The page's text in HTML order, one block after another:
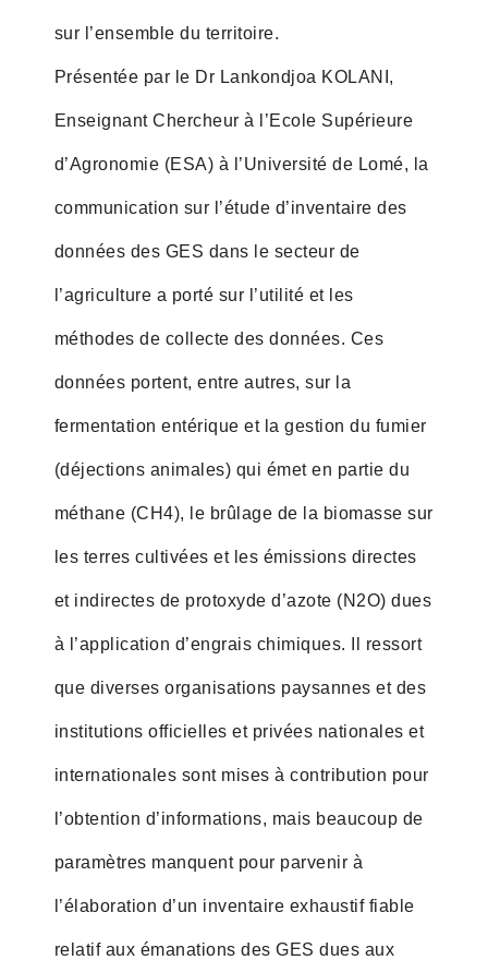
sur l’ensemble du territoire.
Présentée par le Dr Lankondjoa KOLANI,
Enseignant Chercheur à l’Ecole Supérieure
d’Agronomie (ESA) à l’Université de Lomé, la
communication sur l’étude d’inventaire des
données des GES dans le secteur de
l’agriculture a porté sur l’utilité et les
méthodes de collecte des données. Ces
données portent, entre autres, sur la
fermentation entérique et la gestion du fumier
(déjections animales) qui émet en partie du
méthane (CH4), le brûlage de la biomasse sur
les terres cultivées et les émissions directes
et indirectes de protoxyde d’azote (N2O) dues
à l’application d’engrais chimiques. Il ressort
que diverses organisations paysannes et des
institutions officielles et privées nationales et
internationales sont mises à contribution pour
l’obtention d’informations, mais beaucoup de
paramètres manquent pour parvenir à
l’élaboration d’un inventaire exhaustif fiable
relatif aux émanations des GES dues aux